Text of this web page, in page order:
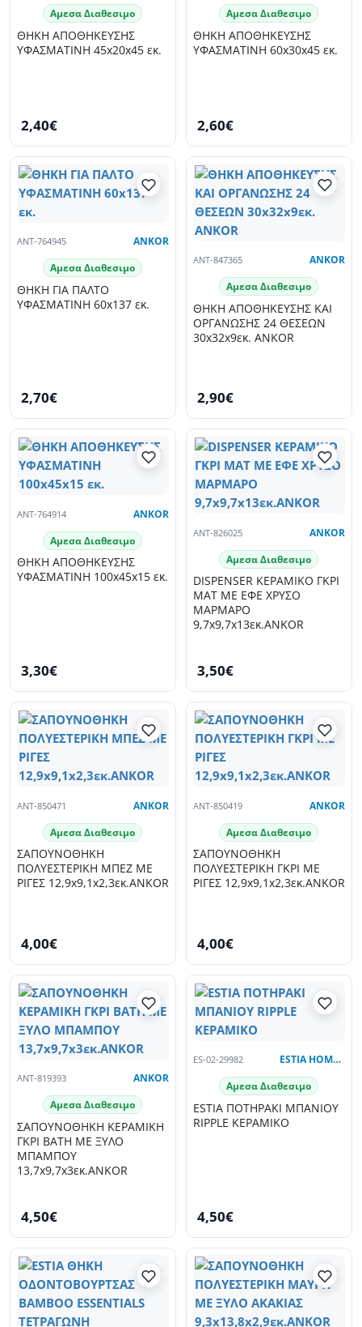
Αμεσα Διαθεσιμο
ΘΗΚΗ ΑΠΟΘΗΚΕΥΣΗΣ
ΥΦΑΣΜΑΤΙΝΗ 45x20x45 εκ.
2,40€
Αμεσα Διαθεσιμο
ΘΗΚΗ ΑΠΟΘΗΚΕΥΣΗΣ
ΥΦΑΣΜΑΤΙΝΗ 60x30x45 εκ.
2,60€
ANT-764945 ANKOR
Αμεσα Διαθεσιμο
ΘΗΚΗ ΓΙΑ ΠΑΛΤΟ
ΥΦΑΣΜΑΤΙΝΗ 60x137 εκ.
2,70€
ANT-847365 ANKOR
Αμεσα Διαθεσιμο
ΘΗΚΗ ΑΠΟΘΗΚΕΥΣΗΣ ΚΑΙ
ΟΡΓΑΝΩΣΗΣ 24 ΘΕΣΕΩΝ
30x32x9εκ. ANKOR
2,90€
ANT-764914 ANKOR
Αμεσα Διαθεσιμο
ΘΗΚΗ ΑΠΟΘΗΚΕΥΣΗΣ
ΥΦΑΣΜΑΤΙΝΗ 100x45x15 εκ.
3,30€
ANT-826025 ANKOR
Αμεσα Διαθεσιμο
DISPENSER ΚΕΡΑΜΙΚΟ ΓΚΡΙ
ΜΑΤ ΜΕ ΕΦΕ ΧΡΥΣΟ
ΜΑΡΜΑΡΟ
9,7x9,7x13εκ.ANKOR
3,50€
ANT-850471 ANKOR
Αμεσα Διαθεσιμο
ΣΑΠΟΥΝΟΘΗΚΗ
ΠΟΛΥΕΣΤΕΡΙΚΗ ΜΠΕΖ ΜΕ
ΡΙΓΕΣ 12,9x9,1x2,3εκ.ANKOR
4,00€
ANT-850419 ANKOR
Αμεσα Διαθεσιμο
ΣΑΠΟΥΝΟΘΗΚΗ
ΠΟΛΥΕΣΤΕΡΙΚΗ ΓΚΡΙ ΜΕ
ΡΙΓΕΣ 12,9x9,1x2,3εκ.ANKOR
4,00€
ANT-819393 ANKOR
Αμεσα Διαθεσιμο
ΣΑΠΟΥΝΟΘΗΚΗ ΚΕΡΑΜΙΚΗ
ΓΚΡΙ BATH ΜΕ ΞΥΛΟ
ΜΠΑΜΠΟY
13,7x9,7x3εκ.ANKOR
4,50€
ES-02-29982 ESTIA HOME ART
Αμεσα Διαθεσιμο
ESTIA ΠΟΤΗΡΑΚΙ ΜΠΑΝΙΟΥ
RIPPLE ΚΕΡΑΜΙΚΟ
4,50€